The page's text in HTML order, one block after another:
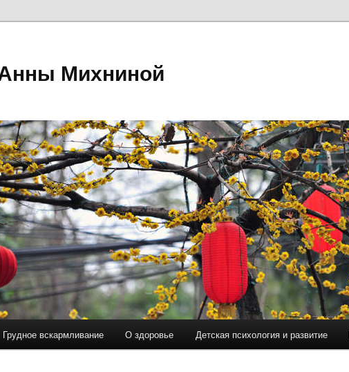
Михниной
Грудное вскармливание О здоровье Детская психология и развитие